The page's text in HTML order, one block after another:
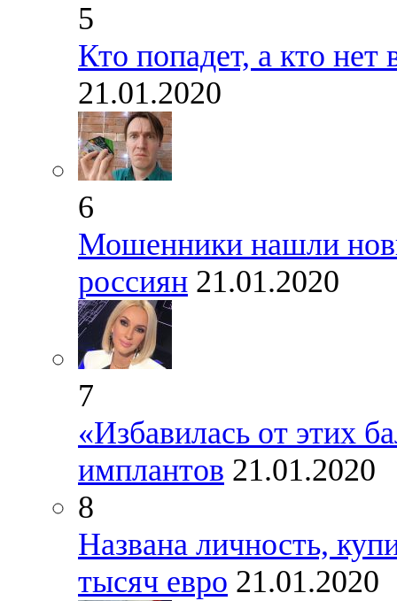
5
Кто попадет, а кто
21.01.2020
6
Мошенники нашли
россиян 21.01.2020
7
«Избавилась от этих
имплантов 21.01.2020
8
Названа личность,
тысяч евро 21.01.2020